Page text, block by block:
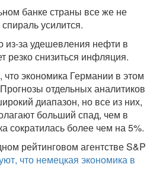
банке страны все же не
усилится.
из-за удешевления нефти в
снизиться инфляция.
экономика Германии в этом
отдельных аналитиков
диапазон, но все из них,
больший спад, чем в
сократилась более чем на 5%.
рейтинговом агентстве S&P
что немецкая экономика в